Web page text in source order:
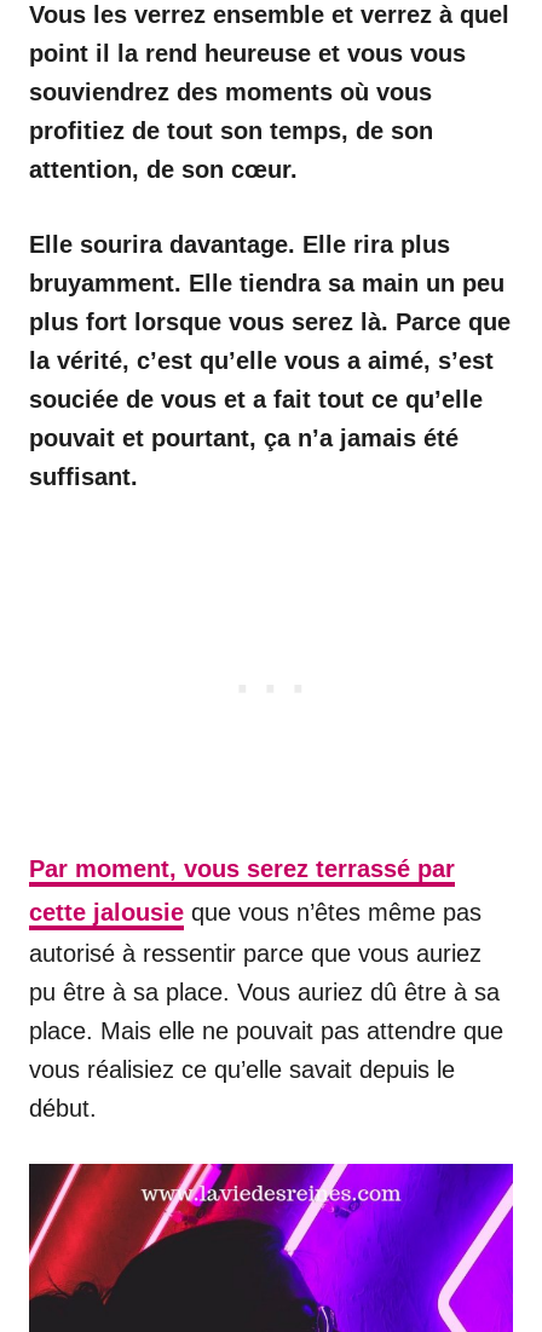
Vous les verrez ensemble et verrez à quel
point il la rend heureuse et vous vous
souviendrez des moments où vous
profitiez de tout son temps, de son
attention, de son cœur.
Elle sourira davantage. Elle rira plus
bruyamment. Elle tiendra sa main un peu
plus fort lorsque vous serez là. Parce que
la vérité, c’est qu’elle vous a aimé, s’est
souciée de vous et a fait tout ce qu’elle
pouvait et pourtant, ça n’a jamais été
suffisant.
Par moment, vous serez terrassé par
cette jalousie que vous n’êtes même pas
autorisé à ressentir parce que vous auriez
pu être à sa place. Vous auriez dû être à sa
place. Mais elle ne pouvait pas attendre que
vous réalisiez ce qu’elle savait depuis le
début.